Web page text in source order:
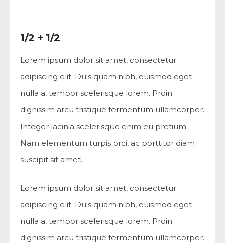
1/2 + 1/2
Lorem ipsum dolor sit amet, consectetur
adipiscing elit. Duis quam nibh, euismod eget
nulla a, tempor scelerisque lorem. Proin
dignissim arcu tristique fermentum ullamcorper.
Integer lacinia scelerisque enim eu pretium.
Nam elementum turpis orci, ac porttitor diam
suscipit sit amet.
Lorem ipsum dolor sit amet, consectetur
adipiscing elit. Duis quam nibh, euismod eget
nulla a, tempor scelerisque lorem. Proin
dignissim arcu tristique fermentum ullamcorper.